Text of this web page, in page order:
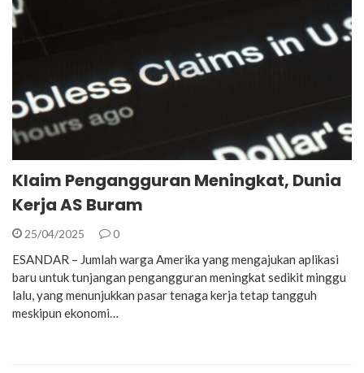
Klaim Pengangguran Meningkat, Dunia
Kerja AS Buram
25/04/2025 0
ESANDAR – Jumlah warga Amerika yang mengajukan aplikasi
baru untuk tunjangan pengangguran meningkat sedikit minggu
lalu, yang menunjukkan pasar tenaga kerja tetap tangguh
meskipun ekonomi…